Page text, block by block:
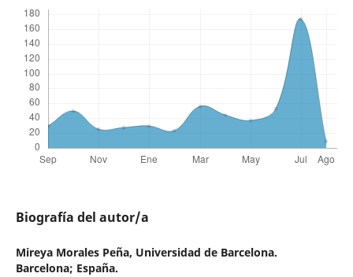
Biografía del autor/a
Mireya Morales Peña, Universidad de Barcelona.
Barcelona; España.